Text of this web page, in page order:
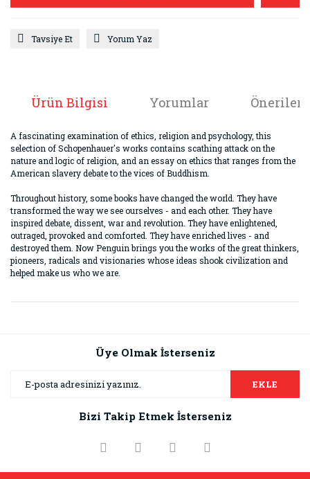
Tavsiye Et Yorum Yaz
Ürün Bilgisi Yorumlar
A fascinating examination of ethics, religion and psychology, this
selection of Schopenhauer's works contains scathing attack on the
nature and logic of religion, and an essay on ethics that ranges from the
American slavery debate to the vices of Buddhism.
Throughout history, some books have changed the world. They have
transformed the way we see ourselves - and each other. They have
inspired debate, dissent, war and revolution. They have enlightened,
outraged, provoked and comforted. They have enriched lives - and
destroyed them. Now Penguin brings you the works of the great thinkers,
pioneers, radicals and visionaries whose ideas shook civilization and
helped make us who we are.
Görüş ve önerileriniz için teşekkür ederiz.
Ürün resmi kalitesiz, bozuk veya görüntülenemiyor.
Ürün bilgilerinde hatalar bulunuyor.
Üye Olmak İsterseniz
EKLE
Bizi Takip Etmek İsterseniz